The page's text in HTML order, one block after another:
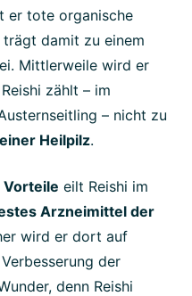
er tote organische
trägt damit zu einem
Mittlerweile wird er
zählt – im
– nicht zu
Heilpilz.
Vorteile eilt Reishi im
Arzneimittel der
wird er dort auf
der
denn Reishi